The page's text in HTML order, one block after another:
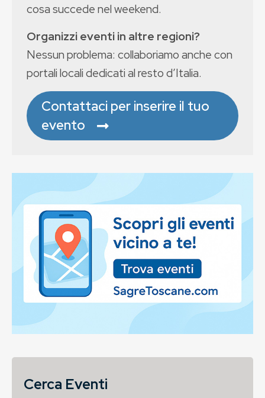
cosa succede nel weekend.
Organizzi eventi in altre regioni?
Nessun problema: collaboriamo anche con
portali locali dedicati al resto d’Italia.
Contattaci per inserire il tuo
evento
Cerca Eventi